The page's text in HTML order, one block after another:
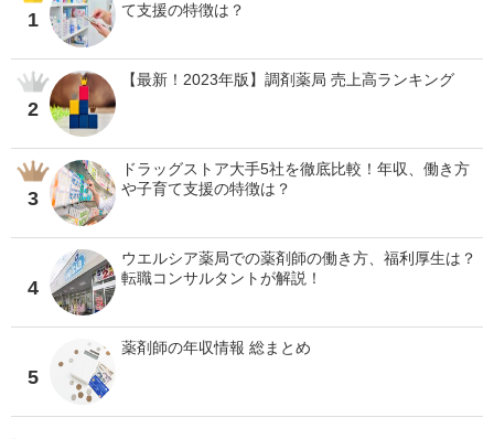
1
て支援の特徴は？
2
【最新！2023年版】調剤薬局 売上高ランキング
3
ドラッグストア大手5社を徹底比較！年収、働き方
や子育て支援の特徴は？
4
ウエルシア薬局での薬剤師の働き方、福利厚生は？
転職コンサルタントが解説！
5
薬剤師の年収情報 総まとめ